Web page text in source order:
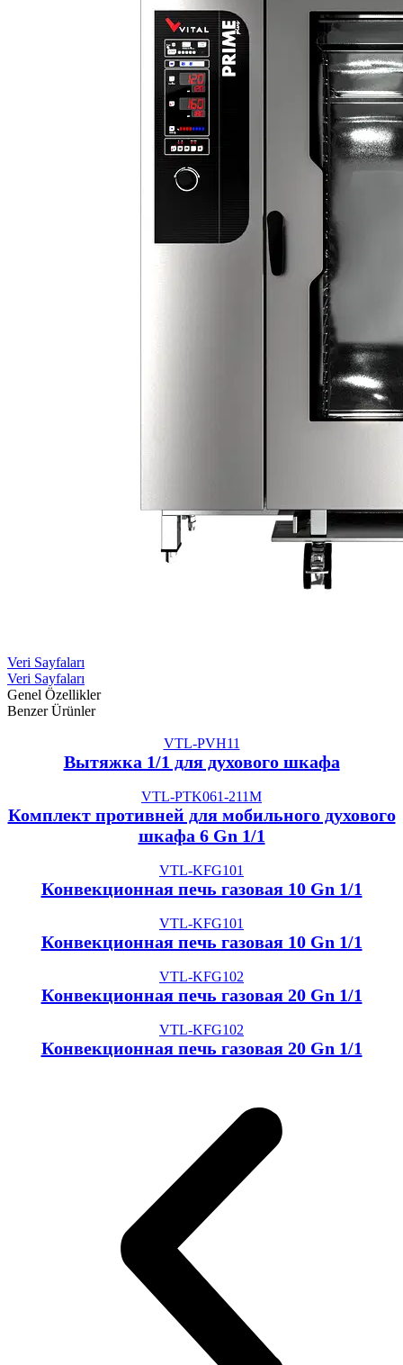
Veri Sayfaları
Veri Sayfaları
Genel Özellikler
Benzer Ürünler
VTL-PVH11
Вытяжка 1/1 для духового шкафа
VTL-PTK061-211M
Комплект противней для мобильного духового
шкафа 6 Gn 1/1
VTL-KFG101
Конвекционная печь газовая 10 Gn 1/1
VTL-KFG101
Конвекционная печь газовая 10 Gn 1/1
VTL-KFG102
Конвекционная печь газовая 20 Gn 1/1
VTL-KFG102
Конвекционная печь газовая 20 Gn 1/1